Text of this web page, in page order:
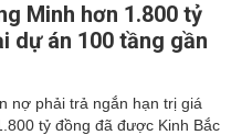
Minh hơn 1.800 tỷ
dự án 100 tầng gần
tỷ đồng đã được Kinh Bắc